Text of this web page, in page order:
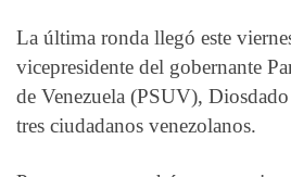
La última ronda llegó este
vicepresidente del gobernante
de Venezuela (PSUV),
tres ciudadanos venezolanos.